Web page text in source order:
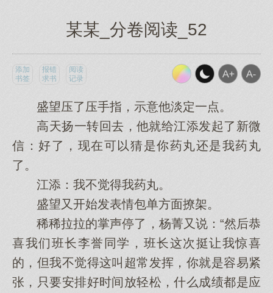
某某_分卷阅读_52
添加
书签
报错
求书
阅读
记录
盛望压了压手指，示意他淡定一点。
高天扬一转回去，他就给江添发起了新微
信：好了，现在可以猜是你药丸还是我药丸
了。
江添：我不觉得我药丸。
盛望又开始发表情包单方面撩架。
稀稀拉拉的掌声停了，杨菁又说：“然后恭
喜我们班长李誉同学，班长这次挺让我惊喜
的，但我不觉得这叫超常发挥，你就是容易紧
张，只要安排好时间放轻松，什么成绩都是应